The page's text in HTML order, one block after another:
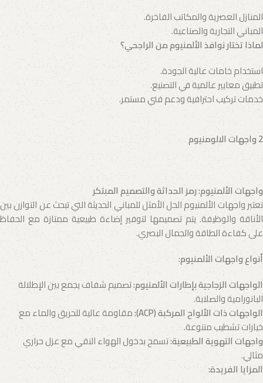
المنازل العصرية والمكاتب الفاخرة.
المباني التجارية والصناعية.
لماذا تختار نوافذ الألمنيوم من الراجحي؟
استخدام خامات عالية الجودة.
تطبيق معايير عالمية في التصنيع.
خدمات تركيب احترافية ودعم فني مستمر.
2 واجهات الالومنيوم
واجهات الألمنيوم: رمز الحداثة والتصميم المبتكر
تعتبر واجهات الألمنيوم الحل الأمثل للمباني الحديثة التي تبحث عن التوازن بين
الأناقة والوظيفة. يتم تصميمها لتوفير إضاءة طبيعية ممتازة مع الحفاظ
على كفاءة الطاقة والجمال البصري.
أنواع واجهات الألمنيوم:
الواجهات الزجاجية بإطارات الألمنيوم:تصميم شفاف يجمع بين الإطلالة
البانورامية والصلابة.
الواجهات ذات الألواح المركبة(ACP):
مقاومة عالية للحريق والماء مع
خيارات تشطيب متنوعة.
واجهات التهوية الطبيعية:تسمح بدخول الهواء النقي مع عزل حراري
مثالي.
المزايا الفريدة: